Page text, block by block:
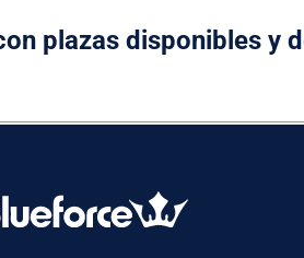
plazas disponibles y